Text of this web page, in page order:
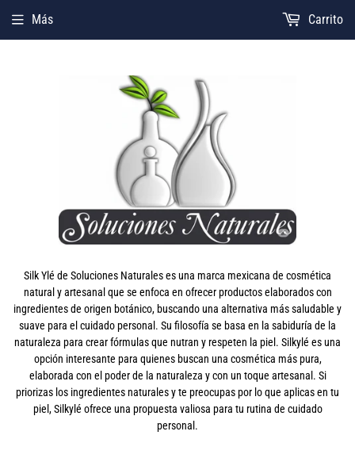
Silk Ylé de Soluciones Naturales es una marca mexicana de cosmética
natural y artesanal que se enfoca en ofrecer productos elaborados con
ingredientes de origen botánico, buscando una alternativa más saludable y
suave para el cuidado personal. Su filosofía se basa en la sabiduría de la
naturaleza para crear fórmulas que nutran y respeten la piel. Silkylé es una
opción interesante para quienes buscan una cosmética más pura,
elaborada con el poder de la naturaleza y con un toque artesanal. Si
priorizas los ingredientes naturales y te preocupas por lo que aplicas en tu
piel, Silkylé ofrece una propuesta valiosa para tu rutina de cuidado
personal.
Más Carrito